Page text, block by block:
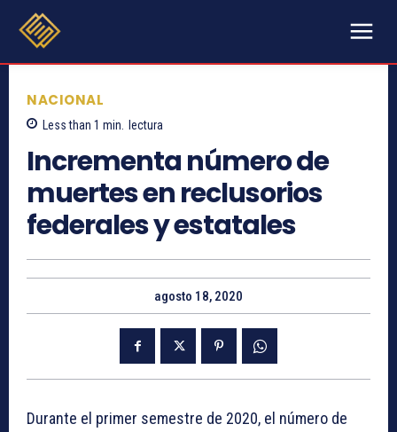
NACIONAL
Less than 1 min. lectura
Incrementa número de
muertes en reclusorios
federales y estatales
agosto 18, 2020
Durante el primer semestre de 2020, el número de